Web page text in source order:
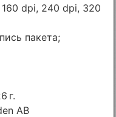
dpi, 240 dpi, 320
пакета;
г.
AB